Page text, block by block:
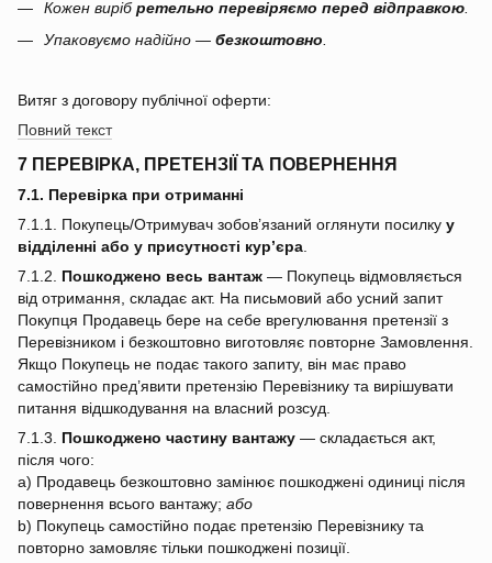
Кожен вирібретельно перевіряємо перед відправкою.
Упаковуємо надійно — безкоштовно
Витяг з договору публічної оферти:
Повний текст
7 ПЕРЕВІРКА, ПРЕТЕНЗІЇ ТА ПОВЕРНЕННЯ
7.1. Перевірка при отриманні
7.1.1. Покупець/Отримувач зобов’язаний оглянути посилку у
відділенні або у присутності кур’єра
7.1.2. Пошкоджено весь вантаж — Покупець відмовляється
від отримання, складає акт. На письмовий або усний запит
Покупця Продавець бере на себе врегулювання претензії з
Перевізником і безкоштовно виготовляє повторне Замовлення.
Якщо Покупець не подає такого запиту, він має право
самостійно пред’явити претензію Перевізнику та вирішувати
питання відшкодування на власний розсуд.
7.1.3. Пошкоджено частину вантажу — складається акт,
після чого:
a) Продавець безкоштовно замінює пошкоджені одиниці після
повернення всього вантажу; або
b) Покупець самостійно подає претензію Перевізнику та
повторно замовляє тільки пошкоджені позиції.